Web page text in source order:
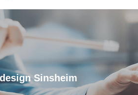
Sinsheim